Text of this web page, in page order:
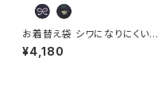
お着替え袋 シワになりにくいラ
クラク素材（クラウン除く）
¥4,180